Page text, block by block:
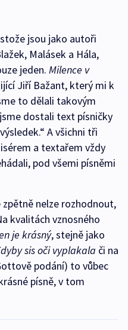
jsou jako autoři
Malásek a Hála,
jeden. Milence v
Jiří Bažant, který mi k
to dělali takovým
dostali text písničky
A všichni tři
a textařem vždy
pod všemi písněmi
nelze rozhodnout,
kvalitách vznosného
je krásný, stejně jako
sis oči vyplakala či na
podání) to vůbec
písně, v tom